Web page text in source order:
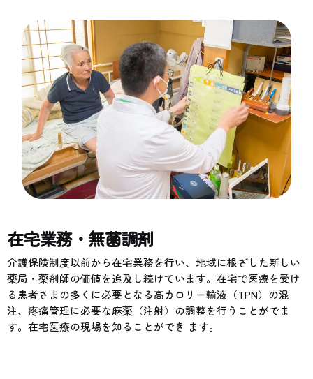
在宅業務・無菌調剤
介護保険制度以前から在宅業務を行い、地域に根ざした新しい
薬局・薬剤師の価値を追及し続けています。在宅で医療を受け
る患者さまの多くに必要となる高カロリー輸液（TPN）の混
注、疼痛管理に必要な麻薬（注射）の調整を行うことがでま
す。在宅医療の現場を知ることができ ます。